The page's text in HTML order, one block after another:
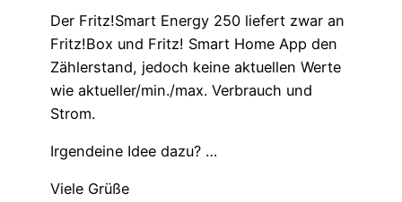
Der Fritz!Smart Energy 250 liefert zwar an
Fritz!Box und Fritz! Smart Home App den
Zählerstand, jedoch keine aktuellen Werte
wie aktueller/min./max. Verbrauch und
Strom.
Irgendeine Idee dazu? …
Viele Grüße